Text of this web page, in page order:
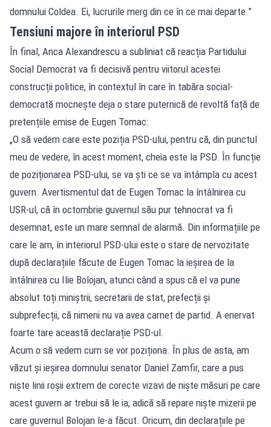
domnului Coldea. Ei, lucrurile merg din ce în ce mai departe.”
Tensiuni majore în interiorul PSD
În final, Anca Alexandrescu a subliniat că reacția Partidului
Social Democrat va fi decisivă pentru viitorul acestei
construcții politice, în contextul în care în tabăra social-
democrată mocnește deja o stare puternică de revoltă față de
pretențiile emise de Eugen Tomac:
„O să vedem care este poziția PSD-ului, pentru că, din punctul
meu de vedere, în acest moment, cheia este la PSD. În funcție
de poziționarea PSD-ului, se va ști ce se va întâmpla cu acest
guvern. Avertismentul dat de Eugen Tomac la întâlnirea cu
USR-ul, că în octombrie guvernul său pur tehnocrat va fi
desemnat, este un mare semnal de alarmă. Din informațiile pe
care le am, în interiorul PSD-ului este o stare de nervozitate
după declarațiile făcute de Eugen Tomac la ieșirea de la
întâlnirea cu Ilie Bolojan, atunci când a spus că el va pune
absolut toți miniștrii, secretarii de stat, prefecții și
subprefecții, că nimeni nu va avea carnet de partid. A enervat
foarte tare această declarație PSD-ul.
Acum o să vedem cum se vor poziționa. În plus de asta, am
văzut și ieșirea domnului senator Daniel Zamfir, care a pus
niște linii roșii extrem de corecte vizavi de niște măsuri pe care
acest guvern ar trebui să le ia, adică să repare niște mizerii pe
care guvernul Bolojan le-a făcut. Oricum, din declarațiile pe